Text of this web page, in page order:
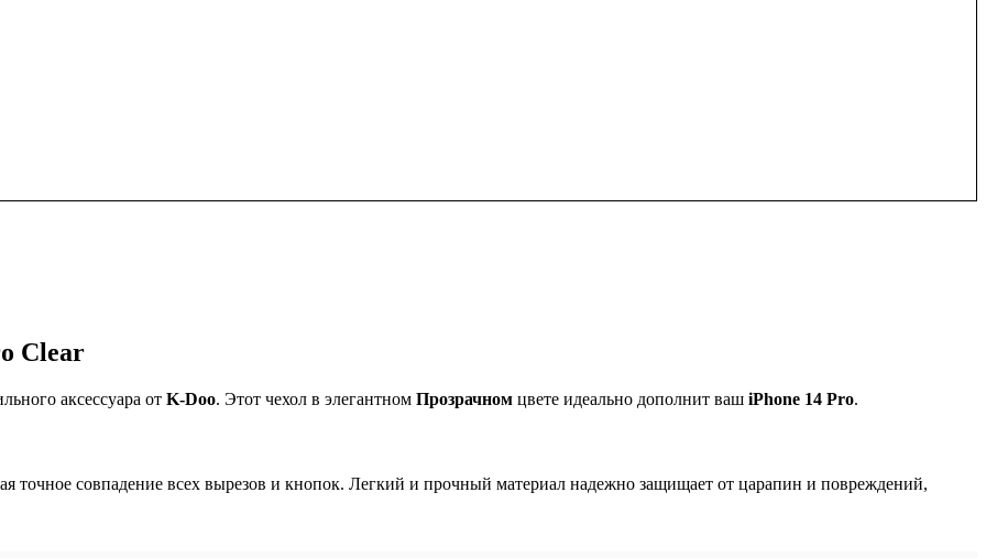
Clear
аксессуара от K-Doo. Этот чехол в элегантном Прозрачном цвете идеально дополнит ваш iPhone 14 Pro.
точное совпадение всех вырезов и кнопок. Легкий и прочный материал надежно защищает от царапин и повреждений,